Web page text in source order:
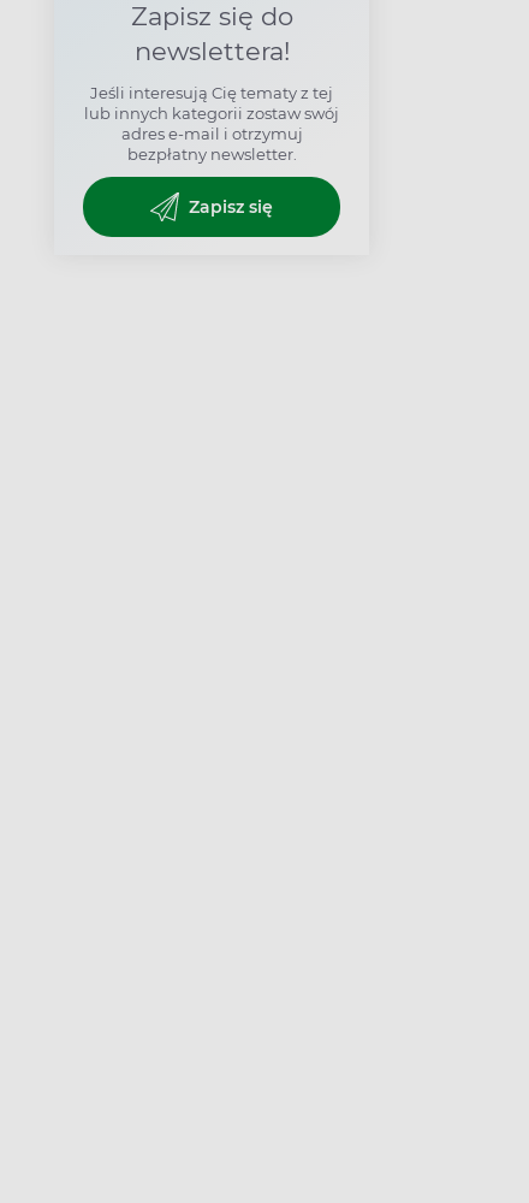
Zapisz się do
newslettera!
Jeśli interesują Cię tematy z tej
lub innych kategorii zostaw swój
adres e-mail i otrzymuj
bezpłatny newsletter.
Zapisz się